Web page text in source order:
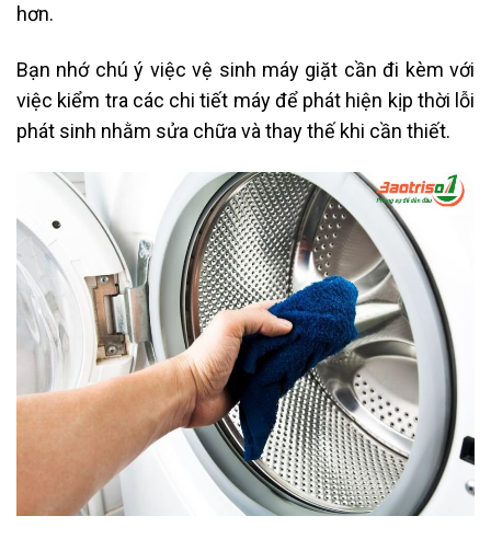
hơn.
Bạn nhớ chú ý việc vệ sinh máy giặt cần đi kèm với
việc kiểm tra các chi tiết máy để phát hiện kịp thời lỗi
phát sinh nhằm sửa chữa và thay thế khi cần thiết.